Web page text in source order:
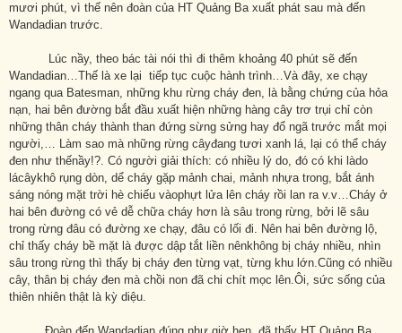
mươi phút, vì thế nên đoàn của HT Quảng Ba xuất phát sau mà đến
Wandadian trước.
Lúc nầy, theo bác tài nói thì đi thêm khoảng 40 phút sẽ đến
Wandadian…Thế là xe lại tiếp tục cuộc hành trình…Và đây, xe chạy
ngang qua Batesman, những khu rừng cháy đen, là bằng chứng của hỏa
nạn, hai bên đường bắt đầu xuất hiện những hàng cây trơ trụi chỉ còn
những thân cháy thành than đứng sừng sửng hay đổ ngã trước mắt mọi
người,… Làm sao mà những rừng câyđang tươi xanh lá, lại có thể cháy
đen như thếnầy!?. Có người giải thích: có nhiều lý do, đó có khi làdo
lácâykhô rụng dòn, dể cháy gặp mảnh chai, mảnh nhựa trong, bắt ánh
sáng nóng mặt trời hè chiếu vàophựt lửa lên cháy rồi lan ra v.v…Cháy ở
hai bên đường có vẻ dễ chữa cháy hơn là sâu trong rừng, bởi lẽ sâu
trong rừng đâu có đường xe chạy, đâu có lối đi. Nên hai bên đường lộ,
chỉ thấy cháy bề mặt là được dập tắt liền nênkhông bị cháy nhiều, nhìn
sâu trong rừng thì thấy bị cháy đen từng vạt, từng khu lớn.Cũng có nhiều
cây, thân bị cháy đen mà chồi non đã chi chít mọc lên.Ôi, sức sống của
thiên nhiên thật là kỳ diệu.